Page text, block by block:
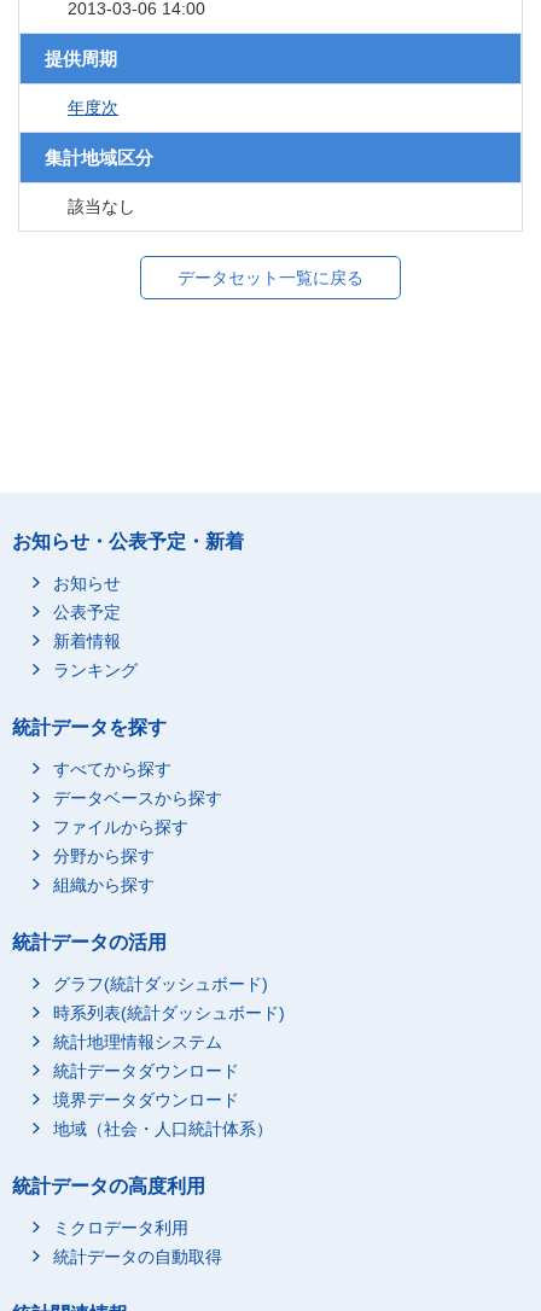
2013-03-06 14:00
提供周期
年度次
集計地域区分
該当なし
データセット一覧に戻る
お知らせ・公表予定・新着
お知らせ
公表予定
新着情報
ランキング
統計データを探す
すべてから探す
データベースから探す
ファイルから探す
分野から探す
組織から探す
統計データの活用
グラフ(統計ダッシュボード)
時系列表(統計ダッシュボード)
統計地理情報システム
統計データダウンロード
境界データダウンロード
地域（社会・人口統計体系）
統計データの高度利用
ミクロデータ利用
統計データの自動取得